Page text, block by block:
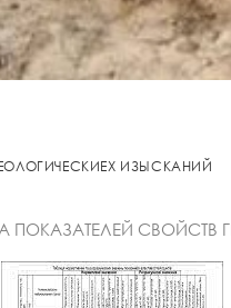
ИЗЫСКАНИЙ
ПОКАЗАТЕЛЕЙ СВОЙСТВ